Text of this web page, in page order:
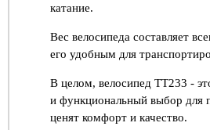
катание.
Вес велосипеда составляет
его удобным для
В целом, велосипед TT233 -
и функциональный выбор для
ценят комфорт и качество.